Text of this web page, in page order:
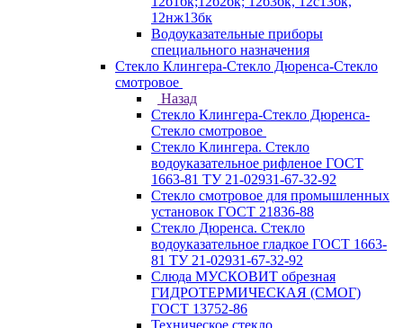
12нж13бк
Водоуказательные приборы
специального назначения
Стекло Клингера-Стекло Дюренса-Стекло
смотровое
Назад
Стекло Клингера-Стекло Дюренса-
Стекло смотровое
Стекло Клингера. Стекло
водоуказательное рифленое ГОСТ
1663-81 ТУ 21-02931-67-32-92
Стекло смотровое для промышленных
установок ГОСТ 21836-88
Стекло Дюренса. Стекло
водоуказательное гладкое ГОСТ 1663-
81 ТУ 21-02931-67-32-92
Слюда МУСКОВИТ обрезная
ГИДРОТЕРМИЧЕСКАЯ (СМОГ)
ГОСТ 13752-86
Техническое стекло